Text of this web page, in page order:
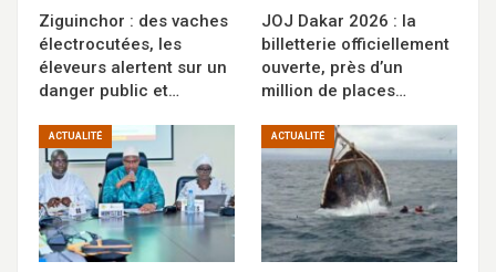
Ziguinchor : des vaches
électrocutées, les
éleveurs alertent sur un
danger public et…
JOJ Dakar 2026 : la
billetterie officiellement
ouverte, près d’un
million de places…
ACTUALITÉ ACTUALITÉ